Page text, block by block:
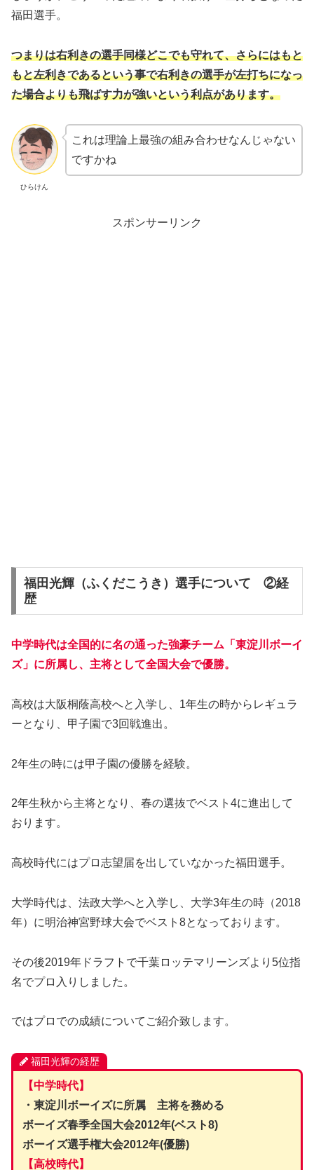
福田選手。
つまりは右利きの選手同様どこでも守れて、さらにはもと
もと左利きであるという事で右利きの選手が左打ちになっ
た場合よりも飛ばす力が強いという利点があります。
ひらけん
これは理論上最強の組み合わせなんじゃない
ですかね
スポンサーリンク
福田光輝（ふくだこうき）選手について ②経
歴
中学時代は全国的に名の通った強豪チーム「東淀川ボーイ
ズ」に所属し、主将として全国大会で優勝。
高校は大阪桐蔭高校へと入学し、1年生の時からレギュラ
ーとなり、甲子園で3回戦進出。
2年生の時には甲子園の優勝を経験。
2年生秋から主将となり、春の選抜でベスト4に進出して
おります。
高校時代にはプロ志望届を出していなかった福田選手。
大学時代は、法政大学へと入学し、大学3年生の時（2018
年）に明治神宮野球大会でベスト8となっております。
その後2019年ドラフトで千葉ロッテマリーンズより5位指
名でプロ入りしました。
ではプロでの成績についてご紹介致します。
福田光輝の経歴
【中学時代】
・東淀川ボーイズに所属 主将を務める
ボーイズ春季全国大会2012年(ベスト8)
ボーイズ選手権大会2012年(優勝)
【高校時代】